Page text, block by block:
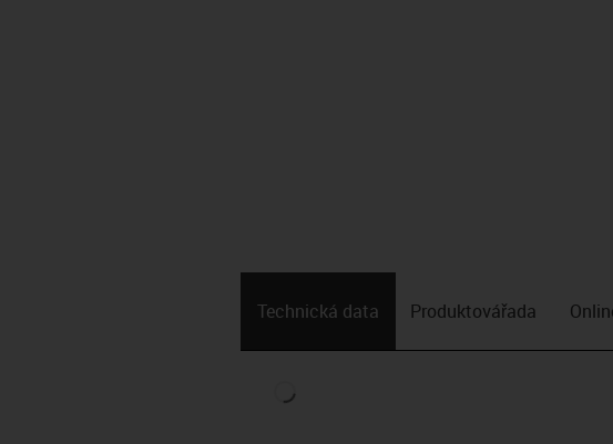
Technická data Produktová­řada